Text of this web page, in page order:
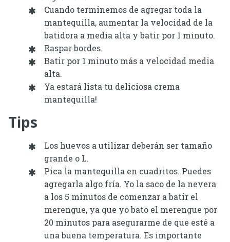
Cuando terminemos de agregar toda la
mantequilla, aumentar la velocidad de la
batidora a media alta y batir por 1 minuto.
Raspar bordes.
Batir por 1 minuto más a velocidad media
alta.
Ya estará lista tu deliciosa crema
mantequilla!
Tips
Los huevos a utilizar deberán ser tamaño
grande o L.
Pica la mantequilla en cuadritos. Puedes
agregarla algo fría. Yo la saco de la nevera
a los 5 minutos de comenzar a batir el
merengue, ya que yo bato el merengue por
20 minutos para asegurarme de que esté a
una buena temperatura. Es importante